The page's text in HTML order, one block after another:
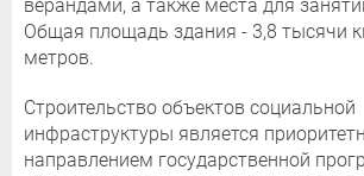
верандами, а также места для
Общая площадь здания - 3,8 тысячи
метров.
Строительство объектов социальной
инфраструктуры является
направлением государственной